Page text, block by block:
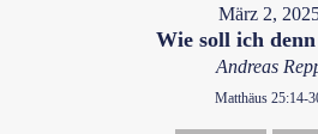
März 2,
Wie soll ich denn
Andreas
Matthäus 25:14-